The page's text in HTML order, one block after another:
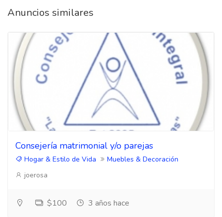
Anuncios similares
Consejería matrimonial y/o parejas
Hogar & Estilo de Vida
Muebles & Decoración
joerosa
$100 3 años hace